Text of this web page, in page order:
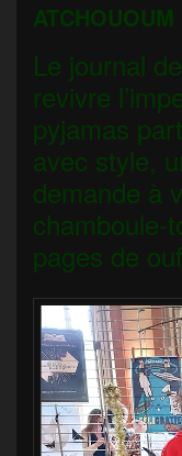
Le journal
revivre
pyjamas
avec style,
demande à
chamboule-
pages de